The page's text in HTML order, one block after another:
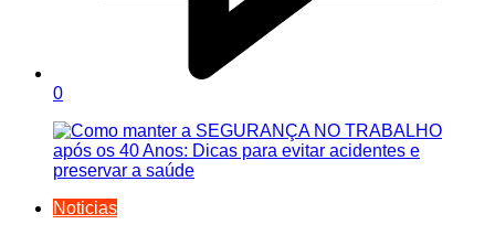
0
Noticias